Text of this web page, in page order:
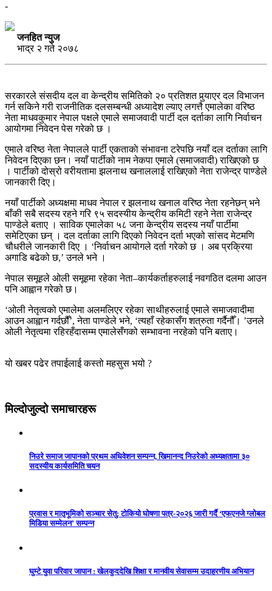
-
जनहित न्युज
भाद्र २ गते २०७८
सरकारले संसदीय दल वा केन्द्रीय समितिको २० प्रतिशत पुर्‍याएर दल विभाजन
गर्न सकिने गरी राजनीतिक दलसम्बन्धी अध्यादेश ल्याए लगत्तै एमालेका वरिष्ठ
नेता माधवकुमार नेपाल पक्षले एमाले समाजवादी पार्टी दल दर्ताका लागि निर्वाचन
आयोगमा निवेदन पेस गरेको छ ।
एमाले वरिष्ठ नेता नेपालले पार्टी एकताकाे संभावना टरेपछि नयाँ दल दर्ताका लागि
निवेदन दिएका छन। नयाँ पार्टीको नाम नेकपा एमाले (समाजवादी) राखिएको छ
। पार्टीको दोस्रो वरीयतामा झलनाथ खनाललाई राखिएको नेता राजेन्द्र पाण्डेले
जानकारी दिए।
नयाँ पार्टीको अध्यक्षमा माधव नेपाल र झलनाथ खनाल वरिष्ठ नेता रहनेछन् भने
बाँकी सबै सदस्य रहने गरि ९५ सदस्यीय केन्द्रीय कमिटी रहने नेता राजेन्द्र
पाण्डेले बताए । साविक एमालेका ५८ जना केन्द्रीय सदस्य नयाँ पार्टीमा
समेटिएका छन् । दल दर्ताका लागि दिएको निवेदन दर्ता भएको सांसद मेटमणि
चौधरीले जानकारी दिए । ‘निर्वाचन आयोगले दर्ता गरेको छ । अब प्रक्रिया
अगाडि बढेको छ,’ उनले भने ।
नेपाल समूहले ओली समूहमा रहेका नेता–कार्यकर्ताहरुलाई नवगठित दलमा आउन
पनि आह्वान गरेको छ।
‘ओली नेतृत्वको एमालेमा अलमलिएर रहेका साथीहरुलाई एमाले समाजवादीमा
आउन आह्वान गर्दछौँ’, नेता पाण्डेले भने, ‘त्यहाँ रहेकासँग शत्रुता गर्दैनौँ। ’उनले
ओली नेतृत्वमा रहिरहँदासम्म एमालेसँगको सम्भावना नरहेको पनि बताए।
यो खबर पढेर तपाईलाई कस्तो महसुस भयो ?
मिल्दोजुल्दो समाचारहरू
निउरे समाज जापानको प्रथम अधिवेशन सम्पन्न, खिमानन्द निउरेको अध्यक्षतामा ३०
सदस्यीय कार्यसमिति चयन
प्रवास र मातृभूमिको सञ्चार सेतु: टोकियो घोषणा पत्र-२०२६ जारी गर्दै ‘एफएनजे ग्लोबल
मिडिया सम्मेलन’ सम्पन्न
घुम्टे युवा परिवार जापान : खेलकुददेखि शिक्षा र मानवीय सेवासम्म उदाहरणीय अभियान